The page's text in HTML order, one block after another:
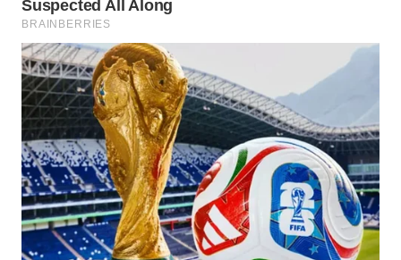
SUKABUMI
WN
PURWAKARTA
WN
PRIANGAN
TIMUR
WN
SEMARANG